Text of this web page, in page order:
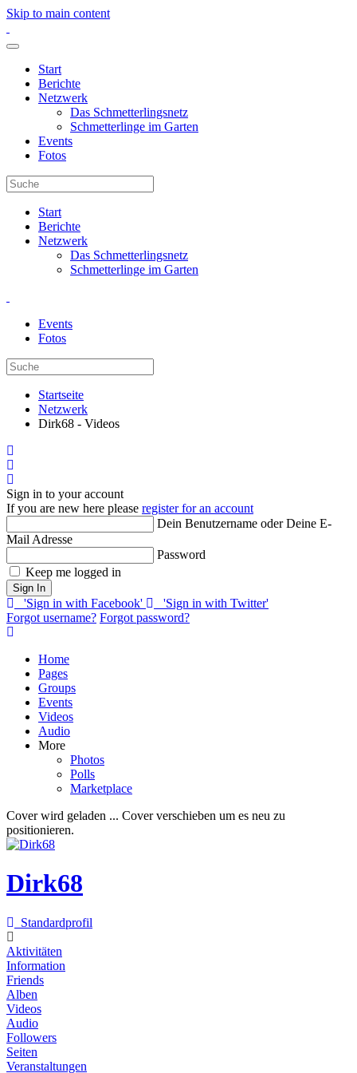
Skip to main content
Start
Berichte
Netzwerk
Das Schmetterlingsnetz
Schmetterlinge im Garten
Events
Fotos
Start
Berichte
Netzwerk
Das Schmetterlingsnetz
Schmetterlinge im Garten
Events
Fotos
Startseite
Netzwerk
Dirk68 - Videos
Sign in to your account
If you are new here please register for an account
Dein Benutzername oder Deine E-
Mail Adresse
Password
Keep me logged in
Sign In
'Sign in with Facebook'
'Sign in with Twitter'
Forgot username? Forgot password?
Home
Pages
Groups
Events
Videos
Audio
More
Photos
Polls
Marketplace
Cover wird geladen ... Cover verschieben um es neu zu
positionieren.
Dirk68
Standardprofil
Aktivitäten
Information
Friends
Alben
Videos
Audio
Followers
Seiten
Veranstaltungen